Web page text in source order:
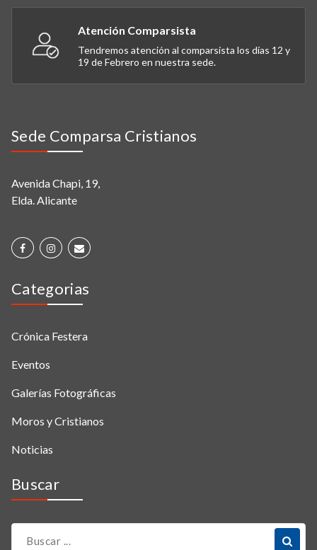
Atención Comparsista
Tendremos atención al comparsista los días 12 y
19 de Febrero en nuestra sede.
Sede Comparsa Cristianos
Avenida Chapi, 19,
Elda. Alicante
Categorias
Crónica Festera
Eventos
Galerías Fotográficas
Moros y Cristianos
Noticias
Buscar